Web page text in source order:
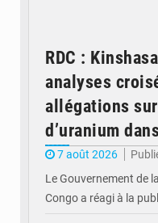
RDC :
analyses
allégations
d’uranium
7 août 2026
Le Gouvernement de
Congo a réagi à la